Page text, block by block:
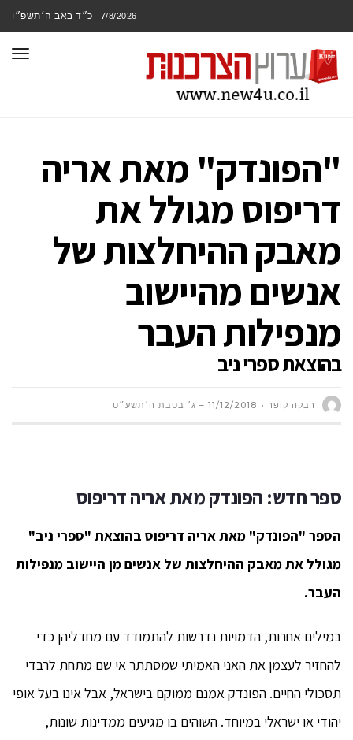
7/8/2026 כ״ד באב ה׳תשפ״ו
"הפונדק" מאת אריה
דריפוס מגולל את
מאבק ההיחלצות של
אנשים מהיישוב
מנפילות העבר
בהוצאת ספרי ניב
רבקה קופר 11/12/2018 – ג׳ בטבת ה׳תשע״ט
ספר חדש: הפונדק מאת אריה דריפוס
הספר "הפונדק" מאת אריה דריפוס בהוצאת "ספרי ניב"
מגולל את מאבק ההיחלצות של אנשים מן היישוב מנפילות
העבר.
במילים אחרות, הדמויות נדרשות להתמודד עם מחדליהן כדי
להחזיר לעצמן את האני האמיתי שמסתתר אי שם מתחת לרבדי
תסכולי החיים. הפונדק אמנם ממוקם בישראל, אבל אינו בעל אופי
יהודי או ישראלי במיוחד. השוהים בו מגיעים ממדינות שונות,